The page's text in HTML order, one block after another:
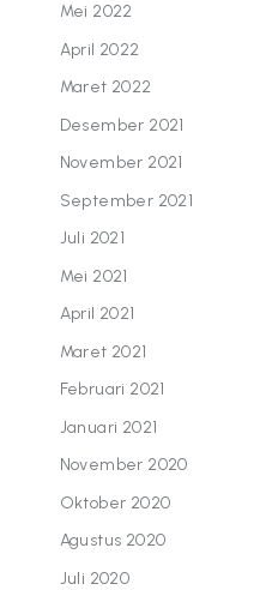
Mei 2022
April 2022
Maret 2022
Desember 2021
November 2021
September 2021
Juli 2021
Mei 2021
April 2021
Maret 2021
Februari 2021
Januari 2021
November 2020
Oktober 2020
Agustus 2020
Juli 2020